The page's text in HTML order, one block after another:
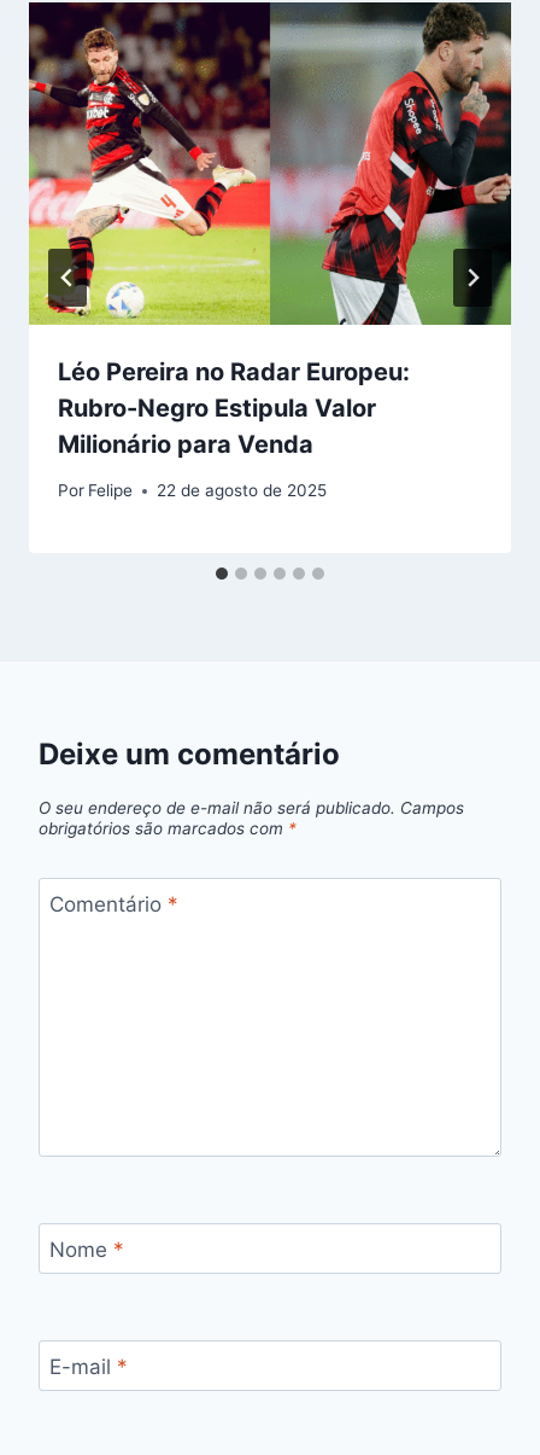
Léo Pereira no Radar Europeu:
Rubro-Negro Estipula Valor
Milionário para Venda
Por Felipe 22 de agosto de 2025
Deixe um comentário
O seu endereço de e-mail não será publicado. Campos
obrigatórios são marcados com *
Comentário *
Nome *
E-mail *